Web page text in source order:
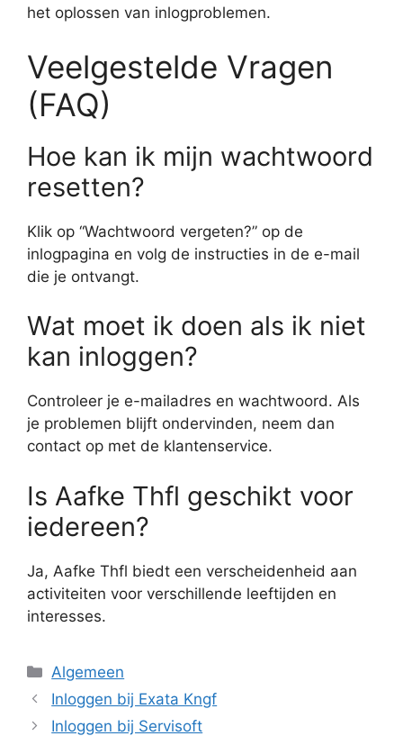
het oplossen van inlogproblemen.
Veelgestelde Vragen
(FAQ)
Hoe kan ik mijn wachtwoord
resetten?
Klik op “Wachtwoord vergeten?” op de
inlogpagina en volg de instructies in de e-mail
die je ontvangt.
Wat moet ik doen als ik niet
kan inloggen?
Controleer je e-mailadres en wachtwoord. Als
je problemen blijft ondervinden, neem dan
contact op met de klantenservice.
Is Aafke Thfl geschikt voor
iedereen?
Ja, Aafke Thfl biedt een verscheidenheid aan
activiteiten voor verschillende leeftijden en
interesses.
Categorieën
Algemeen
Inloggen bij Exata Kngf
Inloggen bij Servisoft